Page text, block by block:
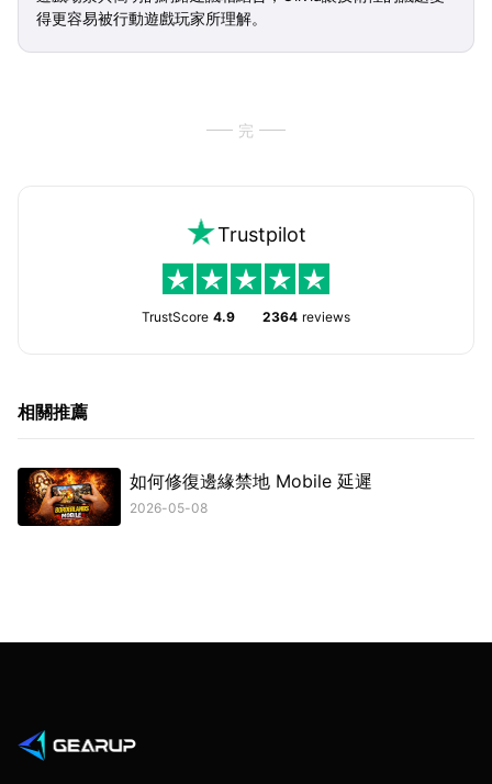
得更容易被行動遊戲玩家所理解。
完
Trustpilot
TrustScore 4.9 2364 reviews
相關推薦
如何修復邊緣禁地 Mobile 延遲
2026-05-08